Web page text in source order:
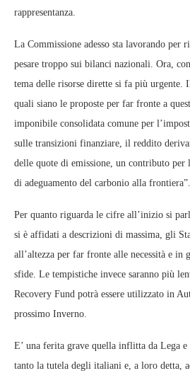
rappresentanza.
La Commissione adesso sta lavorando per
pesare troppo sui bilanci nazionali. Ora,
tema delle risorse dirette si fa più urgente.
quali siano le proposte per far fronte a
imponibile consolidata comune per
sulle transizioni finanziare, il reddito
delle quote di emissione, un contributo per
di adeguamento del carbonio alla frontiera”.
Per quanto riguarda le cifre all’inizio si
si è affidati a descrizioni di massima, gli
all’altezza per far fronte alle necessità e in
sfide. Le tempistiche invece saranno più
Recovery Fund potrà essere utilizzato in
prossimo Inverno.
E’ una ferita grave quella inflitta da Lega
tanto la tutela degli italiani e, a loro detta,